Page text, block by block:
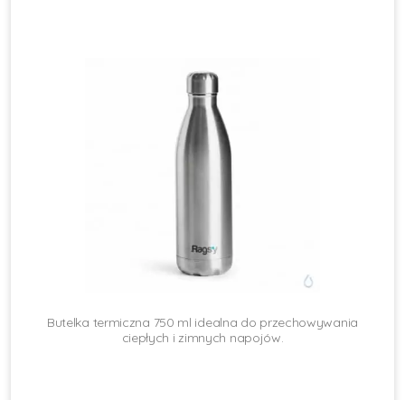
Butelka termiczna 750 ml idealna do przechowywania
ciepłych i zimnych napojów.